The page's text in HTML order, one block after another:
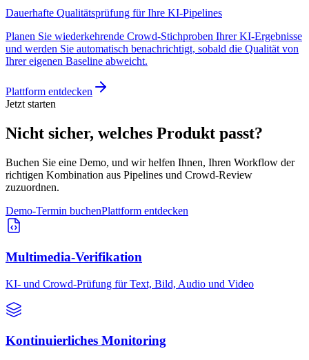
Dauerhafte Qualitätsprüfung für Ihre KI-Pipelines
Planen Sie wiederkehrende Crowd-Stichproben Ihrer KI-Ergebnisse
und werden Sie automatisch benachrichtigt, sobald die Qualität von
Ihrer eigenen Baseline abweicht.
Plattform entdecken
Jetzt starten
Nicht sicher, welches Produkt passt?
Buchen Sie eine Demo, und wir helfen Ihnen, Ihren Workflow der
richtigen Kombination aus Pipelines und Crowd-Review
zuzuordnen.
Demo-Termin buchenPlattform entdecken
Multimedia-Verifikation
KI- und Crowd-Prüfung für Text, Bild, Audio und Video
Kontinuierliches Monitoring